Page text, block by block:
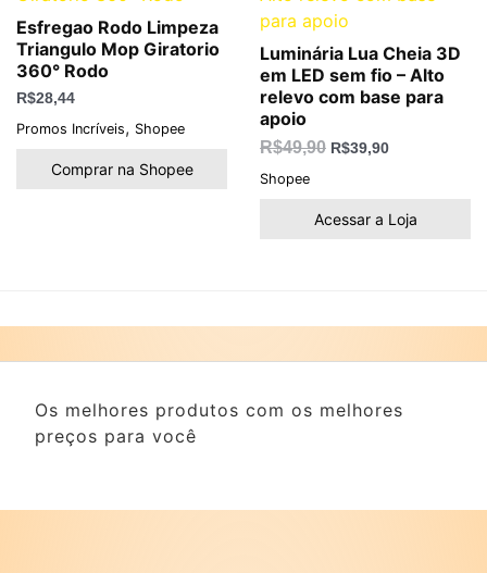
Esfregao Rodo Limpeza
Triangulo Mop Giratorio
360° Rodo
R$28,44
Promos Incríveis, Shopee
Comprar na Shopee
Luminária Lua Cheia 3D
em LED sem fio – Alto
relevo com base para
apoio
R$49,90 R$39,90
Shopee
Acessar a Loja
Os melhores produtos com os melhores
preços para você